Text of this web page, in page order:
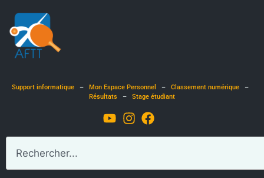
Support informatique – Mon Espace Personnel – Classement numérique –
Résultats – Stage étudiant